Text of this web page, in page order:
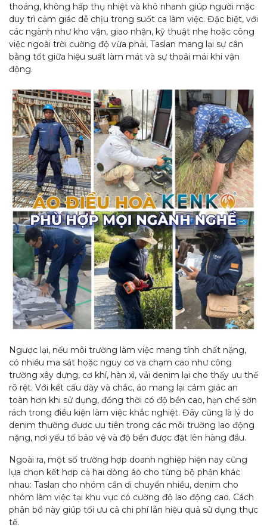
thoáng, không hấp thụ nhiệt và khô nhanh giúp người mặc
duy trì cảm giác dễ chịu trong suốt ca làm việc. Đặc biệt, với
các ngành như kho vận, giao nhận, kỹ thuật nhẹ hoặc công
việc ngoài trời cường độ vừa phải, Taslan mang lại sự cân
bằng tốt giữa hiệu suất làm mát và sự thoải mái khi vận
động.
Ngược lại, nếu môi trường làm việc mang tính chất nặng,
có nhiều ma sát hoặc nguy cơ va chạm cao như công
trường xây dựng, cơ khí, hàn xì, vải denim lại cho thấy ưu thế
rõ rệt. Với kết cấu dày và chắc, áo mang lại cảm giác an
toàn hơn khi sử dụng, đồng thời có độ bền cao, hạn chế sờn
rách trong điều kiện làm việc khắc nghiệt. Đây cũng là lý do
denim thường được ưu tiên trong các môi trường lao động
nặng, nơi yếu tố bảo vệ và độ bền được đặt lên hàng đầu.
Ngoài ra, một số trường hợp doanh nghiệp hiện nay cũng
lựa chọn kết hợp cả hai dòng áo cho từng bộ phận khác
nhau: Taslan cho nhóm cần di chuyển nhiều, denim cho
nhóm làm việc tại khu vực có cường độ lao động cao. Cách
phân bổ này giúp tối ưu cả chi phí lẫn hiệu quả sử dụng thực
tế.